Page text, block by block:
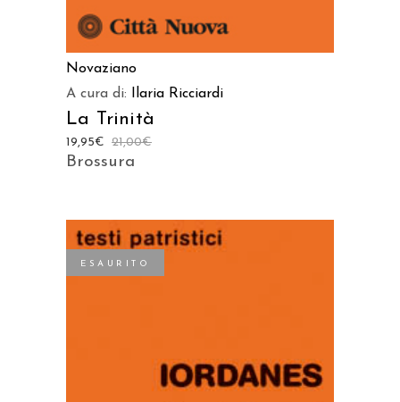
Novaziano
A cura di:
Ilaria Ricciardi
La Trinità
21,00€
19,95€
Brossura
ESAURITO